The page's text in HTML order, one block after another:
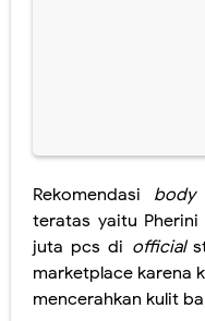
Rekomendasi body
teratas yaitu
juta pcs di official
marketplace karena
mencerahkan kulit